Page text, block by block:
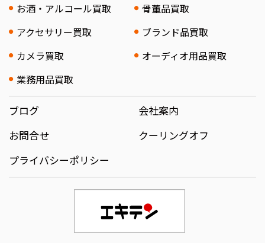
お酒・アルコール買取
骨董品買取
アクセサリー買取
ブランド品買取
カメラ買取
オーディオ用品買取
業務用品買取
ブログ
会社案内
お問合せ
クーリングオフ
プライバシーポリシー